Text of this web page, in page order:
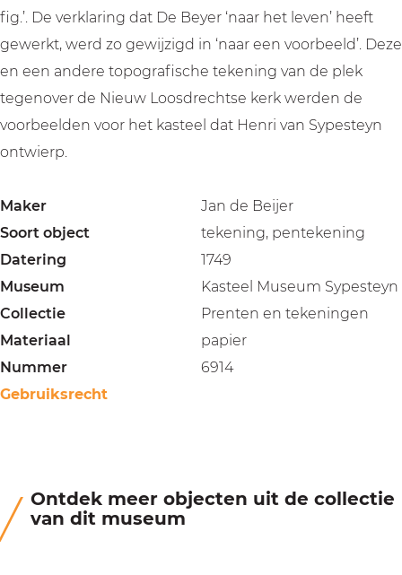
fig.’. De verklaring dat De Beyer ‘naar het leven’ heeft
gewerkt, werd zo gewijzigd in ‘naar een voorbeeld’. Deze
en een andere topografische tekening van de plek
tegenover de Nieuw Loosdrechtse kerk werden de
voorbeelden voor het kasteel dat Henri van Sypesteyn
ontwierp.
Maker
Jan de Beijer
Soort object
tekening, pentekening
Datering
1749
Museum
Kasteel Museum Sypesteyn
Collectie
Prenten en tekeningen
Materiaal
papier
Nummer
6914
Gebruiksrecht
Ontdek meer objecten uit de collectie
van dit museum